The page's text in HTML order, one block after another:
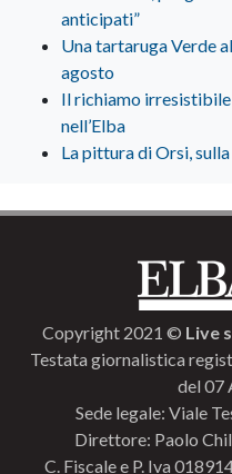
anticipati”
Una tartaruga Verde
agosto
Il richiamo
nell’Elba
La pittura di Orsi,
Copyright 2021 © Live
Testata giornalistica
del 07
Sede legale: Viale
Direttore: Paolo
C. Fiscale e P. Iva